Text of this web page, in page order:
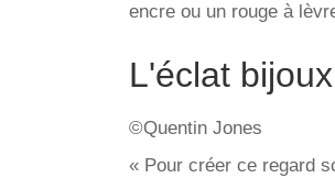
encre ou un rouge à
L'éclat bijoux
©Quentin Jones
« Pour créer ce regard